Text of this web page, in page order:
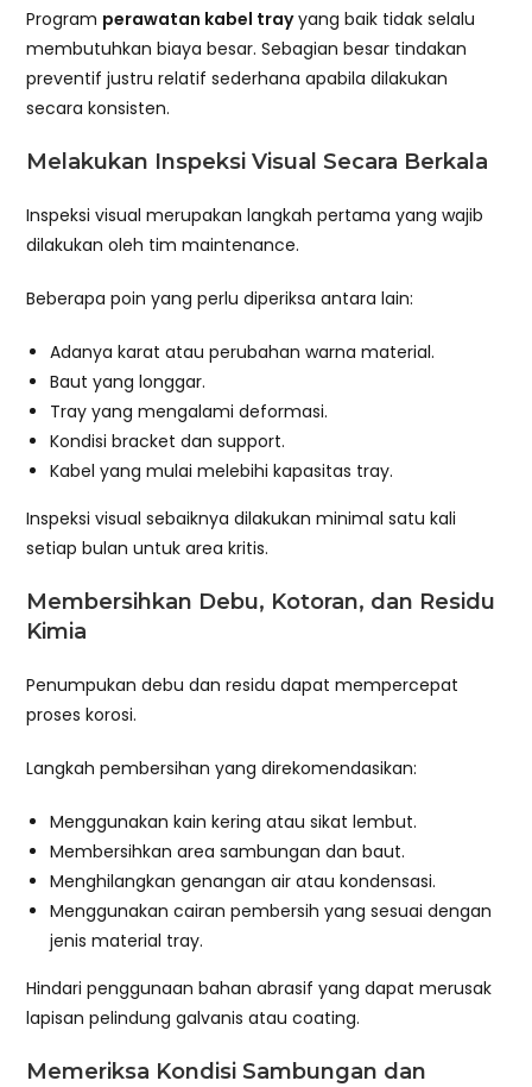
Program perawatan kabel trayyang baik tidak selalu
membutuhkan biaya besar. Sebagian besar tindakan
preventif justru relatif sederhana apabila dilakukan
secara konsisten.
Melakukan Inspeksi Visual Secara Berkala
Inspeksi visual merupakan langkah pertama yang wajib
dilakukan oleh tim maintenance.
Beberapa poin yang perlu diperiksa antara lain:
Adanya karat atau perubahan warna material.
Baut yang longgar.
Tray yang mengalami deformasi.
Kondisi bracket dan support.
Kabel yang mulai melebihi kapasitas tray.
Inspeksi visual sebaiknya dilakukan minimal satu kali
setiap bulan untuk area kritis.
Membersihkan Debu, Kotoran, dan Residu
Kimia
Penumpukan debu dan residu dapat mempercepat
proses korosi.
Langkah pembersihan yang direkomendasikan:
Menggunakan kain kering atau sikat lembut.
Membersihkan area sambungan dan baut.
Menghilangkan genangan air atau kondensasi.
Menggunakan cairan pembersih yang sesuai dengan
jenis material tray.
Hindari penggunaan bahan abrasif yang dapat merusak
lapisan pelindung galvanis atau coating.
Memeriksa Kondisi Sambungan dan